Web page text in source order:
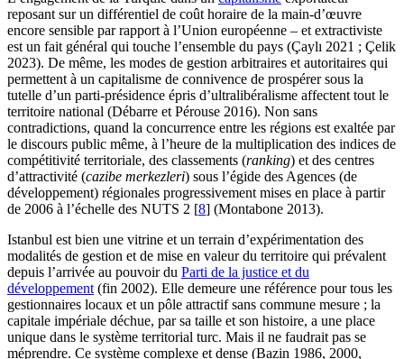
reposant sur un différentiel de coût horaire de la main-d’œuvre
encore sensible par rapport à l’Union européenne – et extractiviste
est un fait général qui touche l’ensemble du pays (Çaylı 2021 ; Çelik
2023). De même, les modes de gestion arbitraires et autoritaires qui
permettent à un capitalisme de connivence de prospérer sous la
tutelle d’un parti-présidence épris d’ultralibéralisme affectent tout le
territoire national (Débarre et Pérouse 2016). Non sans
contradictions, quand la concurrence entre les régions est exaltée par
le discours public même, à l’heure de la multiplication des indices de
compétitivité territoriale, des classements (ranking) et des centres
d’attractivité (cazibe merkezleri) sous l’égide des Agences (de
développement) régionales progressivement mises en place à partir
de 2006 à l’échelle des NUTS 2 [8] (Montabone 2013).
Istanbul est bien une vitrine et un terrain d’expérimentation des
modalités de gestion et de mise en valeur du territoire qui prévalent
depuis l’arrivée au pouvoir du Parti de la justice et du
développement(fin 2002). Elle demeure une référence pour tous les
gestionnaires locaux et un pôle attractif sans commune mesure ; la
capitale impériale déchue, par sa taille et son histoire, a une place
unique dans le système territorial turc. Mais il ne faudrait pas se
méprendre. Ce système complexe et dense (Bazin 1986, 2000,